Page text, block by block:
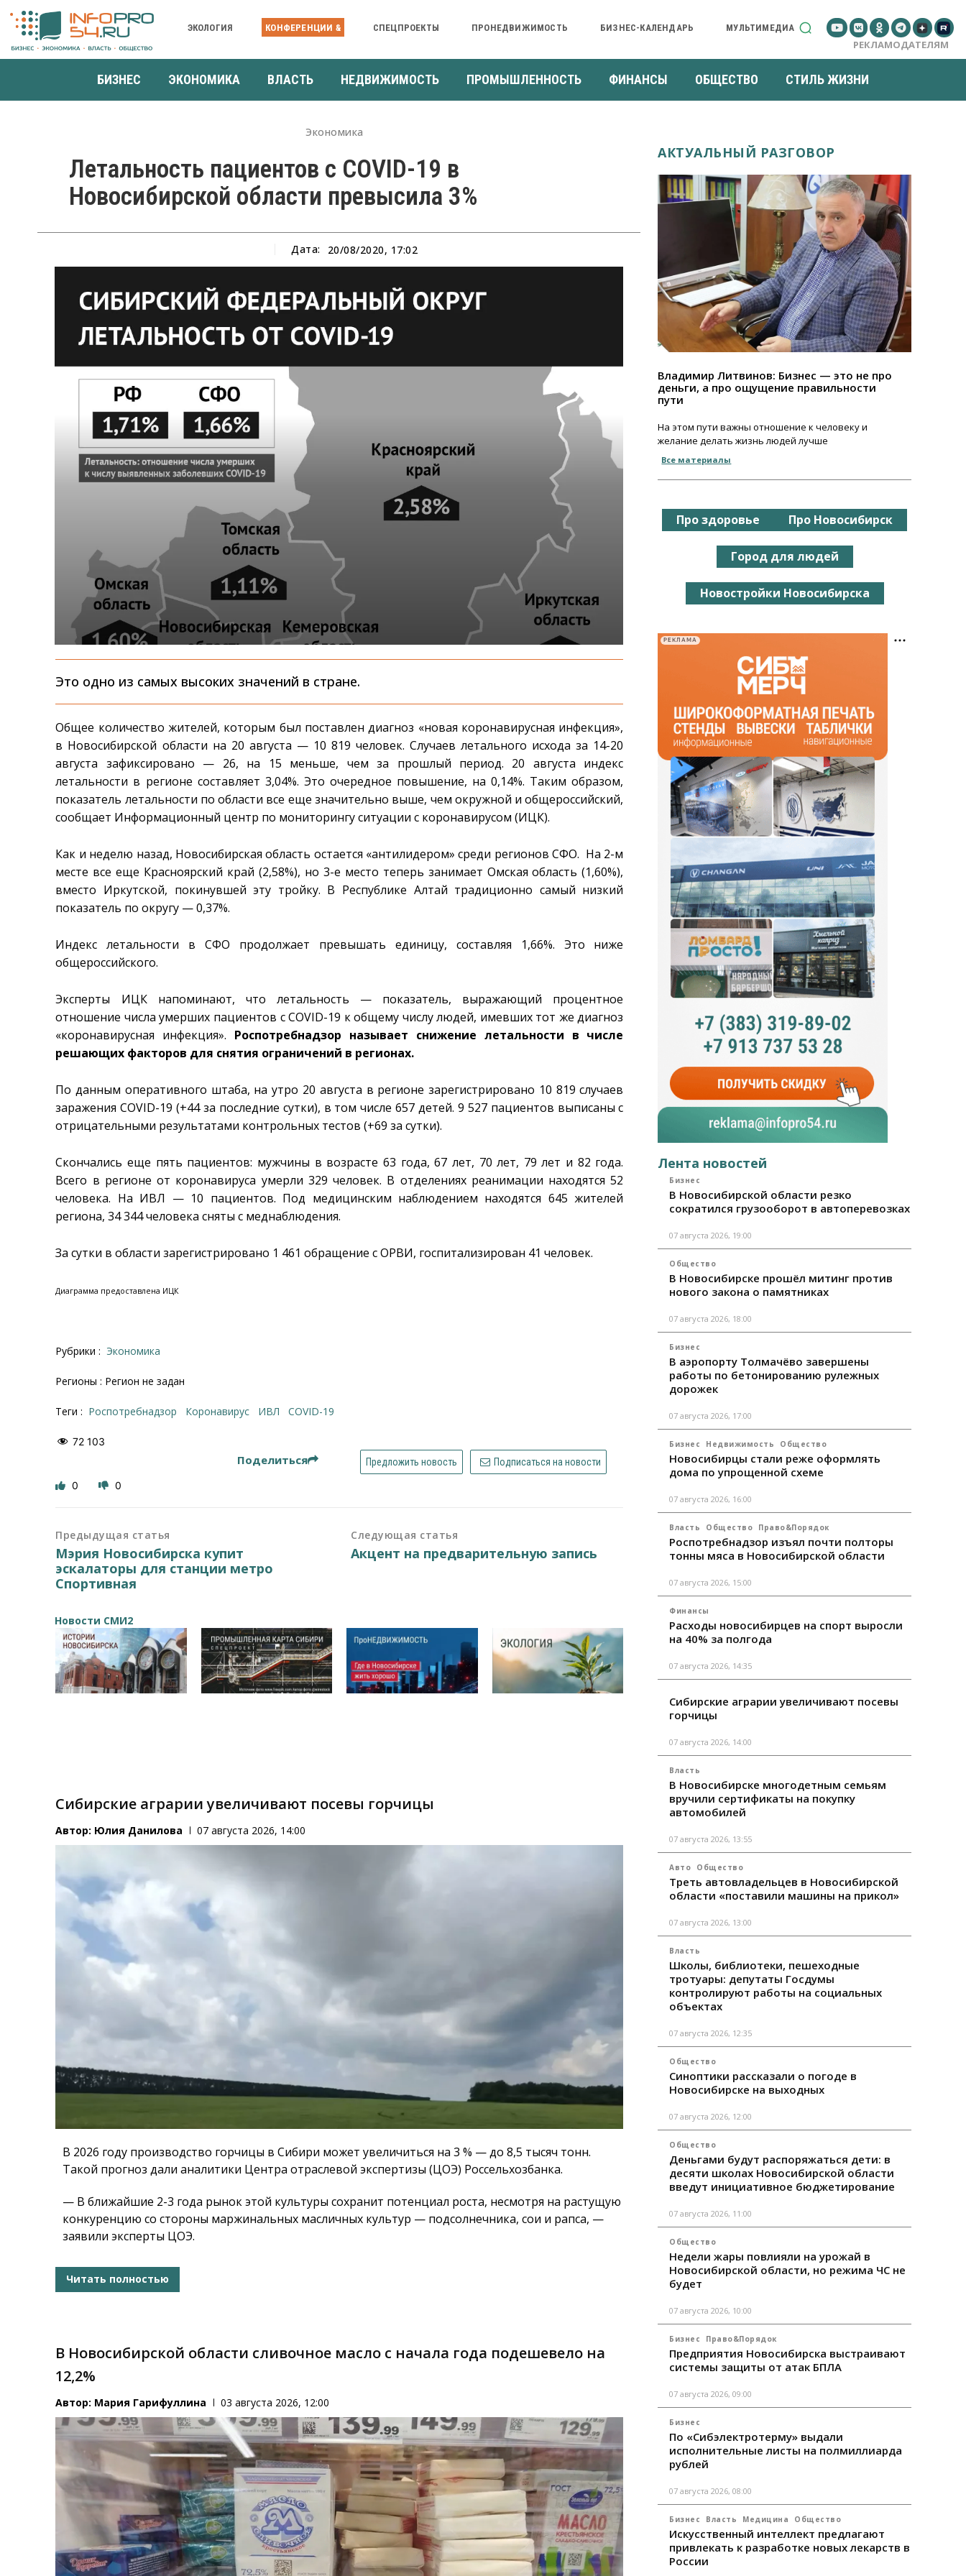
ЭКОЛОГИЯ КОНФЕРЕНЦИИ & СПЕЦПРОЕКТЫ ПРОНЕДВИЖИМОСТЬ БИЗНЕС-КАЛЕНДАРЬ МУЛЬТИМЕДИА
РЕКЛАМОДАТЕЛЯМ
БИЗНЕС ЭКОНОМИКА ВЛАСТЬ НЕДВИЖИМОСТЬ ПРОМЫШЛЕННОСТЬ ФИНАНСЫ ОБЩЕСТВО СТИЛЬ ЖИЗНИ
Экономика
Летальность пациентов с COVID-19 в
Новосибирской области превысила 3%
Дата: 20/08/2020, 17:02
Это одно из самых высоких значений в стране.
Общее количество жителей, которым был поставлен диагноз «новая коронавирусная инфекция»,
в Новосибирской области на 20 августа — 10 819 человек. Случаев летального исхода за 14-20
августа зафиксировано — 26, на 15 меньше, чем за прошлый период. 20 августа индекс
летальности в регионе составляет 3,04%. Это очередное повышение, на 0,14%. Таким образом,
показатель летальности по области все еще значительно выше, чем окружной и общероссийский,
сообщает Информационный центр по мониторингу ситуации с коронавирусом (ИЦК).
Как и неделю назад, Новосибирская область остается «антилидером» среди регионов СФО. На 2-м
месте все еще Красноярский край (2,58%), но 3-е место теперь занимает Омская область (1,60%),
вместо Иркутской, покинувшей эту тройку. В Республике Алтай традиционно самый низкий
показатель по округу — 0,37%.
Индекс летальности в СФО продолжает превышать единицу, составляя 1,66%. Это ниже
общероссийского.
Эксперты ИЦК напоминают, что летальность — показатель, выражающий процентное
отношение числа умерших пациентов с COVID-19 к общему числу людей, имевших тот же диагноз
«коронавирусная инфекция». Роспотребнадзор называет снижение летальности в числе
решающих факторов для снятия ограничений в регионах.
По данным оперативного штаба, на утро 20 августа в регионе зарегистрировано 10 819 случаев
заражения COVID-19 (+44 за последние сутки), в том числе 657 детей. 9 527 пациентов выписаны с
отрицательными результатами контрольных тестов (+69 за сутки).
Скончались еще пять пациентов: мужчины в возрасте 63 года, 67 лет, 70 лет, 79 лет и 82 года.
Всего в регионе от коронавируса умерли 329 человек. В отделениях реанимации находятся 52
человека. На ИВЛ — 10 пациентов. Под медицинским наблюдением находятся 645 жителей
региона, 34 344 человека сняты с меднаблюдения.
За сутки в области зарегистрировано 1 461 обращение с ОРВИ, госпитализирован 41 человек.
Диаграмма предоставлена ИЦК
Рубрики : Экономика
Регионы : Регион не задан
Теги : Роспотребнадзор коронавирус ИВЛ COVID-19
72 103
Поделиться Предложить новость Подписаться на новости
0 0
Предыдущая статья
Мэрия Новосибирска купит
эскалаторы для станции метро
Спортивная
Следующая статья
Акцент на предварительную запись
Новости СМИ2
Сибирские аграрии увеличивают посевы горчицы
Автор: Юлия Данилова 07 августа 2026, 14:00
В 2026 году производство горчицы в Сибири может увеличиться на 3 % — до 8,5 тысяч тонн.
Такой прогноз дали аналитики Центра отраслевой экспертизы (ЦОЭ) Россельхозбанка.
— В ближайшие 2-3 года рынок этой культуры сохранит потенциал роста, несмотря на растущую
конкуренцию со стороны маржинальных масличных культур — подсолнечника, сои и рапса, —
заявили эксперты ЦОЭ.
Читать полностью
В Новосибирской области сливочное масло с начала года подешевело на
12,2%
Автор: Мария Гарифуллина 03 августа 2026, 12:00
АКТУАЛЬНЫЙ РАЗГОВОР
Владимир Литвинов: Бизнес — это не про
деньги, а про ощущение правильности
пути
На этом пути важны отношение к человеку и
желание делать жизнь людей лучше
Все материалы
Про здоровье Про Новосибирск
Город для людей
Новостройки Новосибирска
РЕКЛАМА
Лента новостей
Бизнес
В Новосибирской области резко
сократился грузооборот в автоперевозках
07 августа 2026, 19:00
Общество
В Новосибирске прошёл митинг против
нового закона о памятниках
07 августа 2026, 18:00
Бизнес
В аэропорту Толмачёво завершены
работы по бетонированию рулежных
дорожек
07 августа 2026, 17:00
Бизнес Недвижимость Общество
Новосибирцы стали реже оформлять
дома по упрощенной схеме
07 августа 2026, 16:00
Власть Общество Право&Порядок
Роспотребнадзор изъял почти полторы
тонны мяса в Новосибирской области
07 августа 2026, 15:00
Финансы
Расходы новосибирцев на спорт выросли
на 40% за полгода
07 августа 2026, 14:35
Сибирские аграрии увеличивают посевы
горчицы
07 августа 2026, 14:00
Власть
В Новосибирске многодетным семьям
вручили сертификаты на покупку
автомобилей
07 августа 2026, 13:55
Авто Общество
Треть автовладельцев в Новосибирской
области «поставили машины на прикол»
07 августа 2026, 13:00
Власть
Школы, библиотеки, пешеходные
тротуары: депутаты Госдумы
контролируют работы на социальных
объектах
07 августа 2026, 12:35
Общество
Синоптики рассказали о погоде в
Новосибирске на выходных
07 августа 2026, 12:00
Общество
Деньгами будут распоряжаться дети: в
десяти школах Новосибирской области
введут инициативное бюджетирование
07 августа 2026, 11:00
Общество
Недели жары повлияли на урожай в
Новосибирской области, но режима ЧС не
будет
07 августа 2026, 10:00
Бизнес Право&Порядок
Предприятия Новосибирска выстраивают
системы защиты от атак БПЛА
07 августа 2026, 09:00
Бизнес
По «Сибэлектротерму» выдали
исполнительные листы на полмиллиарда
рублей
07 августа 2026, 08:00
Бизнес Власть Медицина Общество
Искусственный интеллект предлагают
привлекать к разработке новых лекарств в
России